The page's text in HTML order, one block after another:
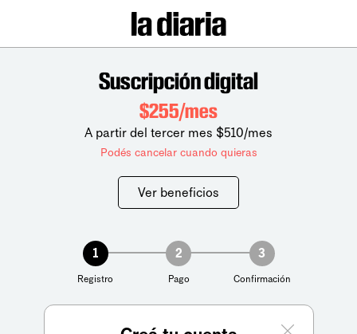
Suscripción digital
$255/mes
A partir del tercer mes $510/mes
Podés cancelar cuando quieras
Ver beneficios
1
Registro
2
Pago
3
Confirmación